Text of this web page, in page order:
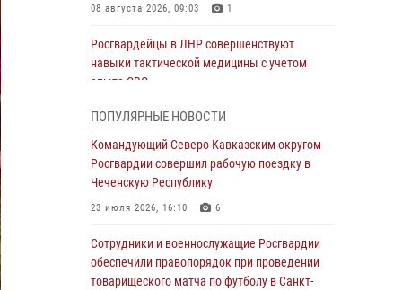
08 августа 2026, 09:03 1
Росгвардейцы в ЛНР совершенствуют
навыки тактической медицины с учетом
опыта СВО
Военнослужащие Софринской бригады
Росгвардии встретились с участником
патриотического проекта «Дорогой
Ломоносова — дорогой к Победе в СВО»
08 августа 2026, 07:00 2 1
Росгвардейцы обеспечили безопасность
ПОПУЛЯРНЫЕ НОВОСТИ
Командующий Северо-Кавказским округом
Росгвардии совершил рабочую поездку в
Чеченскую Республику
23 июля 2026, 16:10 6
Сотрудники и военнослужащие Росгвардии
обеспечили правопорядок при проведении
товарищеского матча по футболу в Санкт-